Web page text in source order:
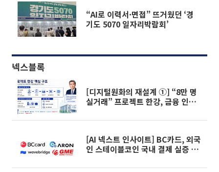
“AI로 이력서·면접” 뜨거웠던 ‘경
기도 5070 일자리박람회’
넥스블록
[디지털원화의 재설계 ①] “8만 명
실거래” 프로젝트 한강, 금융 인프
[AI 넥스트 인사이트] BC카드, 외국
인 스테이블코인 국내 결제 실증 완